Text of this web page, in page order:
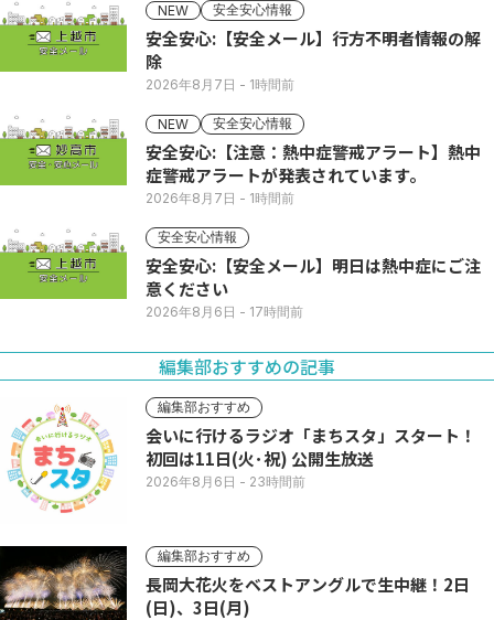
NEW 安全安心情報
安全安心:【安全メール】行方不明者情報の解
除
2026年8月7日 - 1時間前
NEW 安全安心情報
安全安心:【注意：熱中症警戒アラート】熱中
症警戒アラートが発表されています。
2026年8月7日 - 1時間前
安全安心情報
安全安心:【安全メール】明日は熱中症にご注
意ください
2026年8月6日 - 17時間前
編集部おすすめの記事
編集部おすすめ
会いに行けるラジオ「まちスタ」スタート！
初回は11日(火･祝) 公開生放送
2026年8月6日 - 23時間前
編集部おすすめ
長岡大花火をベストアングルで生中継！2日
(日)、3日(月)